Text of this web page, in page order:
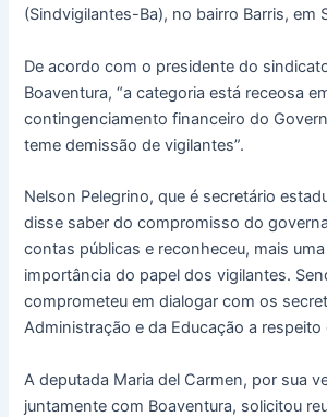
(Sindvigilantes-Ba), no bairro Barris, em
De acordo com o presidente do
Boaventura, “a categoria está receosa
contingenciamento financeiro do
teme demissão de vigilantes”.
Nelson Pelegrino, que é secretário
disse saber do compromisso do
contas públicas e reconheceu, mais
importância do papel dos vigilantes.
comprometeu em dialogar com os
Administração e da Educação a respeito
A deputada Maria del Carmen, por sua
juntamente com Boaventura, solicitou